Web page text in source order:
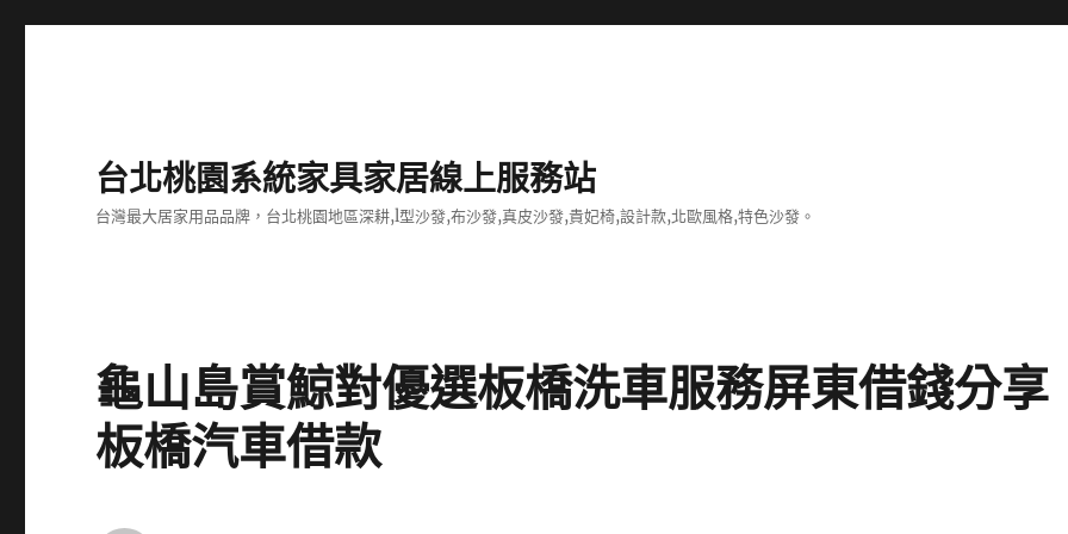
台北桃園系統家具家居線上服務站
台灣最大居家用品品牌，台北桃園地區深耕,l型沙發,布沙發,真皮沙發,貴妃椅,設計款,北歐風格,特色沙發。
龜山島賞鯨對優選板橋洗車服務屏東借錢分享
板橋汽車借款